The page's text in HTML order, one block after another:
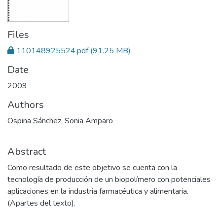
Files
110148925524.pdf(91.25 MB)
Date
2009
Authors
Ospina Sánchez, Sonia Amparo
Abstract
Como resultado de este objetivo se cuenta con la
tecnología de producción de un biopolímero con potenciales
aplicaciones en la industria farmacéutica y alimentaria.
(Apartes del texto).